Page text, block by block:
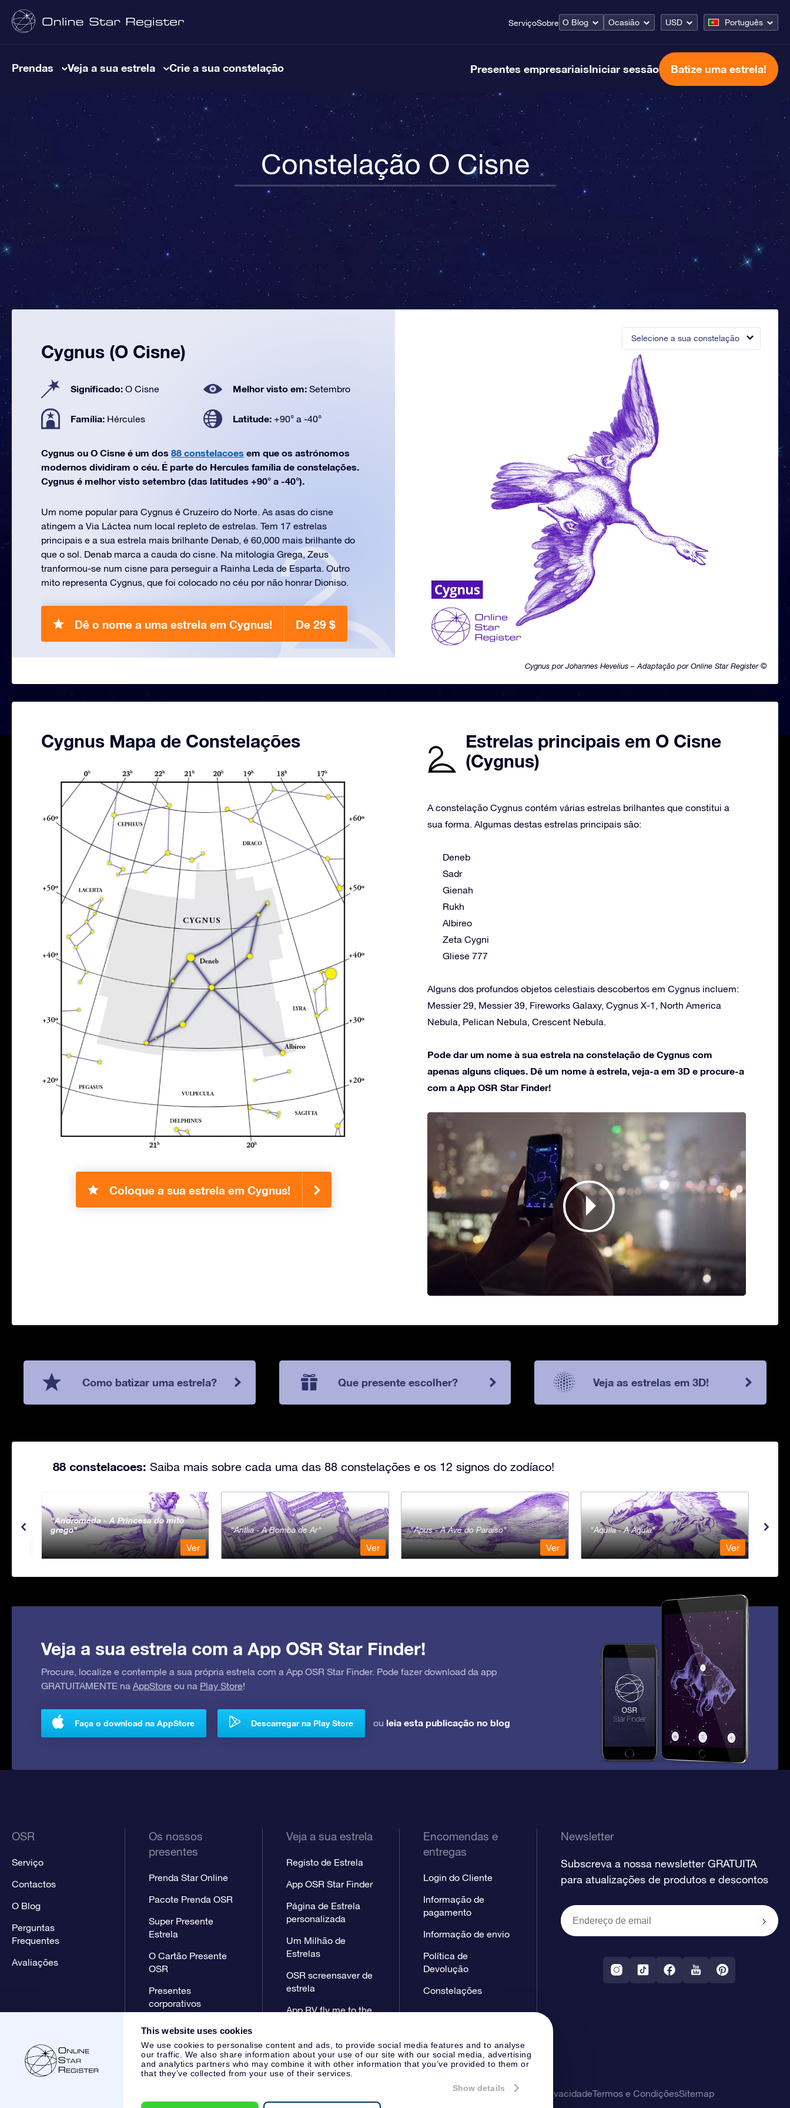
This website uses cookies
We use cookies to personalise content and ads, to provide social media features and to analyse
our traffic. We also share information about your use of our site with our social media, advertising
and analytics partners who may combine it with other information that you’ve provided to them or
that they’ve collected from your use of their services.
Show details
ServiçoSobre O Blog Ocasião USD Português
Prendas Veja a sua estrela Crie a sua constelação Presentes empresariaisIniciar sessão Batize uma estrela!
Constelação O Cisne
Selecione a sua constelação
Cygnus por Johannes Hevelius – Adaptação por Online Star Register ©
Cygnus (O Cisne)
Significado: O Cisne Melhor visto em: Setembro
Família: Hércules Latitude: +90° a -40°
Cygnus ou O Cisne é um dos 88 constelacoes em que os astrónomos
modernos dividiram o céu. É parte do Hercules família de constelações.
Cygnus é melhor visto setembro (das latitudes +90° a -40°).
Um nome popular para Cygnus é Cruzeiro do Norte. As asas do cisne
atingem a Via Láctea num local repleto de estrelas. Tem 17 estrelas
principais e a sua estrela mais brilhante Denab, é 60,000 mais brilhante do
que o sol. Denab marca a cauda do cisne. Na mitologia Grega, Zeus
tranformou-se num cisne para perseguir a Rainha Leda de Esparta. Outro
mito representa Cygnus, que foi colocado no céu por não honrar Dioniso.
Dê o nome a uma estrela em Cygnus! De 29 $
Cygnus Mapa de Constelações
Coloque a sua estrela em Cygnus!
Estrelas principais em O Cisne
(Cygnus)
A constelação Cygnus contém várias estrelas brilhantes que constitui a
sua forma. Algumas destas estrelas principais são:
Deneb
Sadr
Gienah
Rukh
Albireo
Zeta Cygni
Gliese 777
Alguns dos profundos objetos celestiais descobertos em Cygnus incluem:
Messier 29, Messier 39, Fireworks Galaxy, Cygnus X-1, North America
Nebula, Pelican Nebula, Crescent Nebula.
Pode dar um nome à sua estrela na constelação de Cygnus com
apenas alguns cliques. Dê um nome à estrela, veja-a em 3D e procure-a
com a App OSR Star Finder!
Como batizar uma estrela? Que presente escolher? Veja as estrelas em 3D!
88 constelacoes: Saiba mais sobre cada uma das 88 constelações e os 12 signos do zodíaco!
Andromeda - A Princesa do mito
grego
Ver
Antlia - A Bomba de Ar
Ver
Apus - A Ave do Paraíso
Ver
Aquila - A Águia
Ver
Veja a sua estrela com a App OSR Star Finder!
Procure, localize e contemple a sua própria estrela com a App OSR Star Finder. Pode fazer download da app
GRATUITAMENTE na AppStore ou na Play Store!
Faça o download na AppStore Descarregar na Play Store ou leia esta publicação no blog
OSR
Serviço
Contactos
O Blog
Perguntas
Frequentes
Avaliações
Os nossos
presentes
Prenda Star Online
Pacote Prenda OSR
Super Presente
Estrela
O Cartão Presente
OSR
Presentes
corporativos
Veja a sua estrela
Registo de Estrela
App OSR Star Finder
Página de Estrela
personalizada
Um Milhão de
Estrelas
OSR screensaver de
estrela
App RV fly me to the
Encomendas e
entregas
Login do Cliente
Informação de
pagamento
Informação de envio
Política de
Devolução
Constelações
Newsletter
Subscreva a nossa newsletter GRATUITA
para atualizações de produtos e descontos
Página de ImprensaDeclaração de privacidadeTermos e CondiçõesSitemap